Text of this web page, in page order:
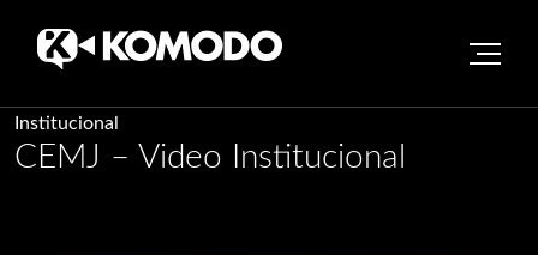
Skip
to
Institucional
CEMJ – Video Institucional